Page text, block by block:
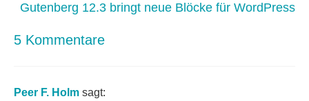
Gutenberg 12.3 bringt neue Blöcke für WordPress
5 Kommentare
Peer F. Holm sagt: